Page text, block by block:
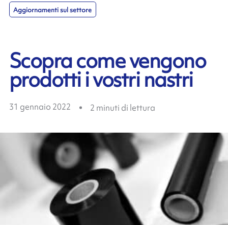
Aggiornamenti sul settore
Scopra come vengono
prodotti i vostri nastri
31 gennaio 2022 2 minuti di lettura